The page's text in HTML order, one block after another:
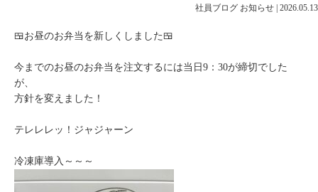
社員ブログ お知らせ | 2026.05.13
🍱お昼のお弁当を新しくしました🍱
今までのお昼のお弁当を注文するには当日9：30が締切でした
が、
方針を変えました！
テレレレッ！ジャジャーン
冷凍庫導入～～～